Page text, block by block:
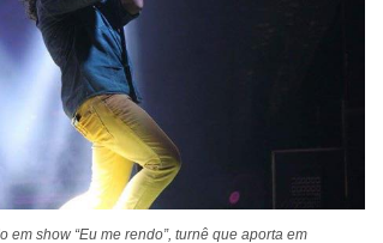
em show “Eu me rendo”, turnê que aporta em